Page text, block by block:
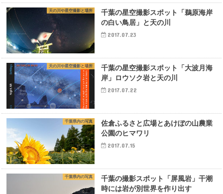
天の川や星空撮影と場所
千葉の星空撮影スポット「鵜原海岸
の白い鳥居」と天の川
2017.07.23
天の川や星空撮影と場所
千葉の星空撮影スポット「大波月海
岸」ロウソク岩と天の川
2017.07.22
千葉県内の写真
佐倉ふるさと広場とあけぼの山農業
公園のヒマワリ
2017.07.15
千葉県内の写真
千葉の撮影スポット「屏風岩」干潮
時には岩が別世界を作り出す